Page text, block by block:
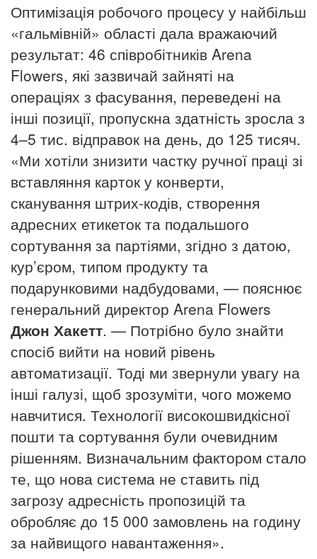
Оптимізація робочого процесу у найбільш
«гальмівній» області дала вражаючий
результат: 46 співробітників Arena
Flowers, які зазвичай зайняті на
операціях з фасування, переведені на
інші позиції, пропускна здатність зросла з
4–5 тис. відправок на день, до 125 тисяч.
«Ми хотіли знизити частку ручної праці зі
вставляння карток у конверти,
сканування штрих-кодів, створення
адресних етикеток та подальшого
сортування за партіями, згідно з датою,
кур’єром, типом продукту та
подарунковими надбудовами, — пояснює
генеральний директор Arena Flowers
Джон Хакетт. — Потрібно було знайти
спосіб вийти на новий рівень
автоматизації. Тоді ми звернули увагу на
інші галузі, щоб зрозуміти, чого можемо
навчитися. Технології високошвидкісної
пошти та сортування були очевидним
рішенням. Визначальним фактором стало
те, що нова система не ставить під
загрозу адресність пропозицій та
обробляє до 15 000 замовлень на годину
за найвищого навантаження».